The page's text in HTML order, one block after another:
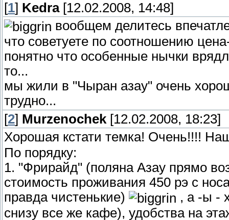
[1] Kedra[12.02.2008, 14:48]
вообщем делитесь
что советуете по соотношению
понятно что особенные нычки
то...
мы жили в "Чыран азау" очень
трудно...
[2] Murzenochek [12.02.2008, 18:23]
Хорошая кстати темка! Очень!!!!
По порядку:
1. "Фрирайд" (поляна Азау прямо
стоимость проживания 450 рэ с
правда чистенькие)
, а -ы -
снизу все же кафе), удобства на